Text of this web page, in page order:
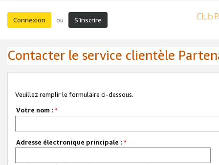
Connexion ou S’inscrire
Contacter le service clientèle
Veuillez remplir le formulaire ci-dessous.
Votre nom : *
Adresse électronique principale : *